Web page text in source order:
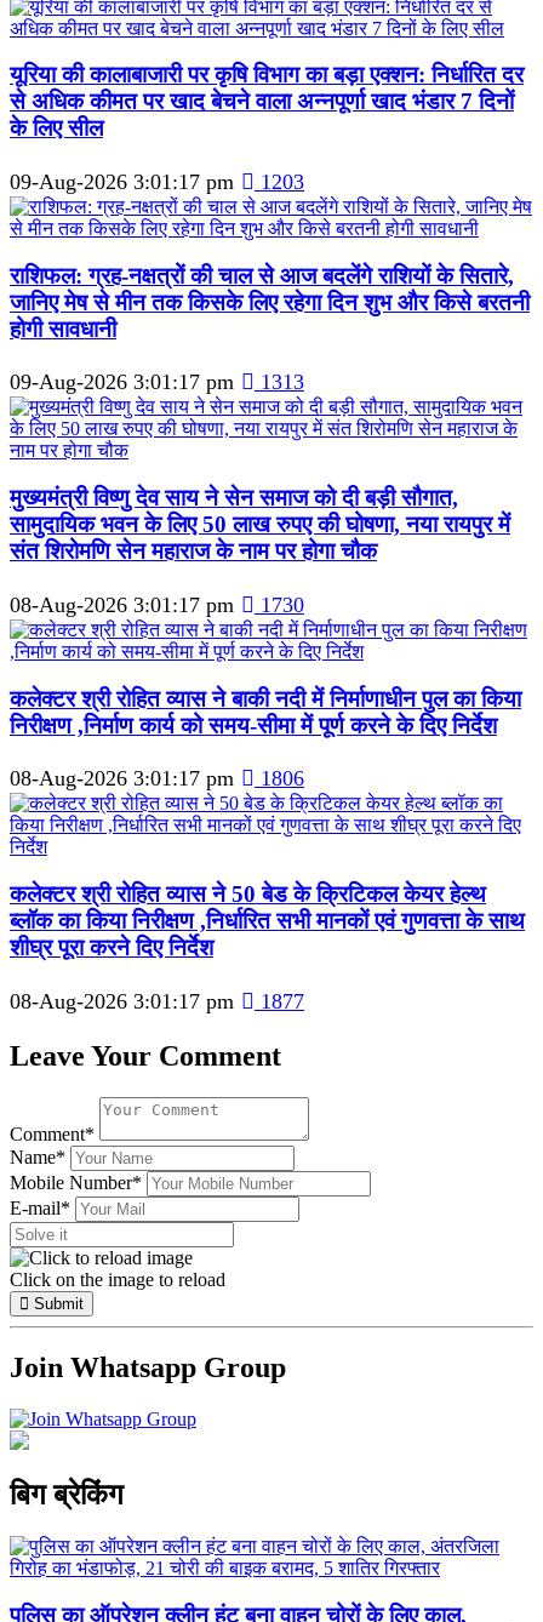
यूरिया की कालाबाजारी पर कृषि विभाग का बड़ा एक्शन: निर्धारित दर
से अधिक कीमत पर खाद बेचने वाला अन्नपूर्णा खाद भंडार 7 दिनों
के लिए सील
09-Aug-2026 3:01:17 pm 1203
राशिफल: ग्रह-नक्षत्रों की चाल से आज बदलेंगे राशियों के सितारे,
जानिए मेष से मीन तक किसके लिए रहेगा दिन शुभ और किसे बरतनी
होगी सावधानी
09-Aug-2026 3:01:17 pm 1313
मुख्यमंत्री विष्णु देव साय ने सेन समाज को दी बड़ी सौगात,
सामुदायिक भवन के लिए 50 लाख रुपए की घोषणा, नया रायपुर में
संत शिरोमणि सेन महाराज के नाम पर होगा चौक
08-Aug-2026 3:01:17 pm 1730
कलेक्टर श्री रोहित व्यास ने बाकी नदी में निर्माणाधीन पुल का किया
निरीक्षण ,निर्माण कार्य को समय-सीमा में पूर्ण करने के दिए निर्देश
08-Aug-2026 3:01:17 pm 1806
कलेक्टर श्री रोहित व्यास ने 50 बेड के क्रिटिकल केयर हेल्थ
ब्लॉक का किया निरीक्षण ,निर्धारित सभी मानकों एवं गुणवत्ता के साथ
शीघ्र पूरा करने दिए निर्देश
08-Aug-2026 3:01:17 pm 1877
Leave Your Comment
Comment*
Name*
Mobile Number*
E-mail*
Click on the image to reload
Submit
Join Whatsapp Group
बिग ब्रेकिंग
पुलिस का ऑपरेशन क्लीन हंट बना वाहन चोरों के लिए काल,